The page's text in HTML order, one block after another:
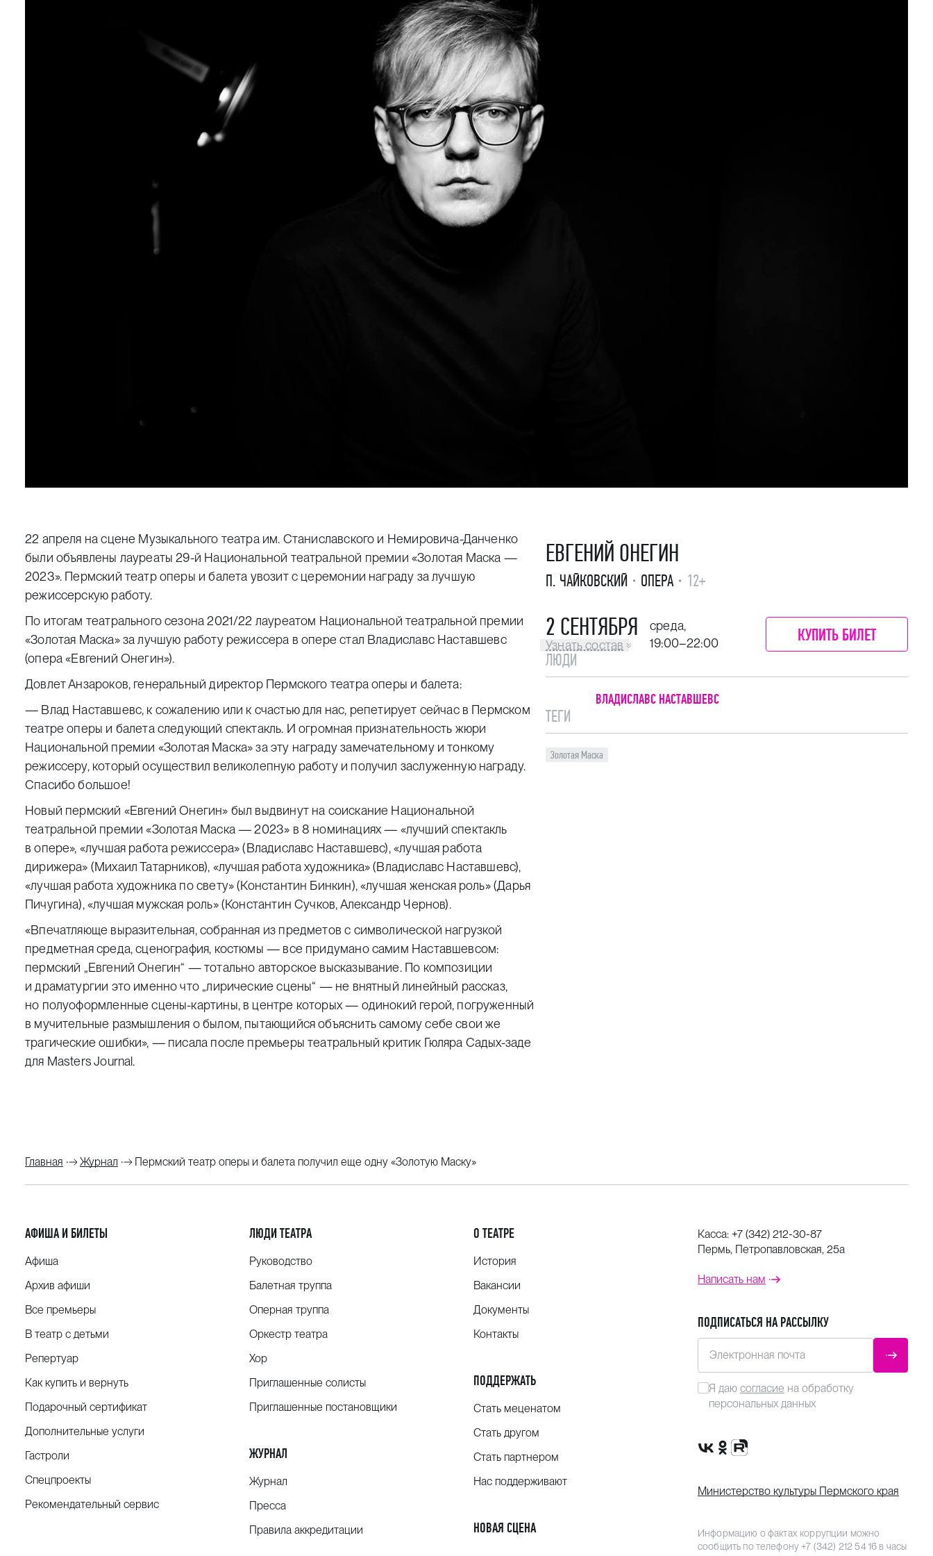
22 апреля на сцене Музыкального театра им. Станиславского и Немировича-Данченко
были объявлены лауреаты 29-й Национальной театральной премии «Золотая Маска —
2023». Пермский театр оперы и балета увозит с церемонии награду за лучшую
режиссерскую работу.
По итогам театрального сезона 2021/22 лауреатом Национальной театральной премии
«Золотая Маска» за лучшую работу режиссера в опере стал Владиславс Наставшевс
(опера «Евгений Онегин»).
Довлет Анзароков, генеральный директор Пермского театра оперы и балета:
— Влад Наставшевс, к сожалению или к счастью для нас, репетирует сейчас в Пермском
театре оперы и балета следующий спектакль. И огромная признательность жюри
Национальной премии «Золотая Маска» за эту награду замечательному и тонкому
режиссеру, который осуществил великолепную работу и получил заслуженную награду.
Спасибо большое!
Новый пермский «Евгений Онегин» был выдвинут на соискание Национальной
театральной премии «Золотая Маска — 2023» в 8 номинациях — «лучший спектакль
в опере», «лучшая работа режиссера» (Владиславс Наставшевс), «лучшая работа
дирижера» (Михаил Татарников), «лучшая работа художника» (Владиславс Наставшевс),
«лучшая работа художника по свету» (Константин Бинкин), «лучшая женская роль» (Дарья
Пичугина), «лучшая мужская роль» (Константин Сучков, Александр Чернов).
«Впечатляюще выразительная, собранная из предметов с символической нагрузкой
предметная среда, сценография, костюмы — все придумано самим Наставшевсом:
пермский „Евгений Онегин“ — тотально авторское высказывание. По композиции
и драматургии это именно что „лирические сцены“ — не внятный линейный рассказ,
но полуоформленные сцены-картины, в центре которых — одинокий герой, погруженный
в мучительные размышления о былом, пытающийся объяснить самому себе свои же
трагические ошибки», — писала после премьеры театральный критик Гюляра Садых-заде
для Masters Journal.
ЕВГЕНИЙ ОНЕГИН
П. ЧАЙКОВСКИЙ ОПЕРА 12+
2 СЕНТЯБРЯ
Узнать состав
среда,
19:00–22:00
КУПИТЬ БИЛЕТ
ЛЮДИ
ВЛАДИСЛАВС НАСТАВШЕВС
ТЕГИ
Золотая Маска
Главная Журнал Пермский театр оперы и балета получил еще одну «Золотую Маску»
АФИША И БИЛЕТЫ
Афиша
Архив афиши
Все премьеры
В театр с детьми
Репертуар
Как купить и вернуть
Подарочный сертификат
Дополнительные услуги
Гастроли
Спецпроекты
Рекомендательный сервис
ЛЮДИ ТЕАТРА
Руководство
Балетная труппа
Оперная труппа
Оркестр театра
Хор
Приглашенные солисты
Приглашенные постановщики
ЖУРНАЛ
Журнал
Пресса
Правила аккредитации
О ТЕАТРЕ
История
Вакансии
Документы
Контакты
ПОДДЕРЖАТЬ
Стать меценатом
Стать другом
Стать партнером
Нас поддерживают
НОВАЯ СЦЕНА
Касса: +7 (342) 212-30-87
Пермь, Петропавловская, 25а
Написать нам
ПОДПИСАТЬСЯ НА РАССЫЛКУ
Электронная почта
Я даю согласие на обработку
персональных данных
Сообщество VK
Группа в одноклассниках
Канал Rutube
Министерство культуры Пермского края
Информацию о фактах коррупции можно
сообщить по телефону+7 (342) 212 54 16 в часы